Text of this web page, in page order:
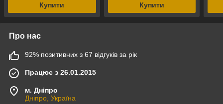
Купити Купити
Про нас
92% позитивних з 67 відгуків за рік
Працює з 26.01.2015
м. Дніпро
Дніпро, Україна